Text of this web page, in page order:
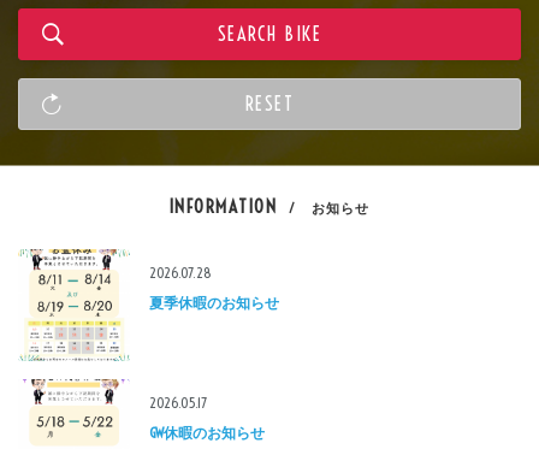
INFORMATION / お知らせ
2026.07.28
夏季休暇のお知らせ
2026.05.17
GW休暇のお知らせ